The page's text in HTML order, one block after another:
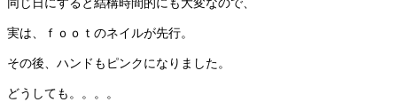
実は、ｆｏｏｔのネイルが先行。
その後、ハンドもピンクになりました。
どうしても。。。。